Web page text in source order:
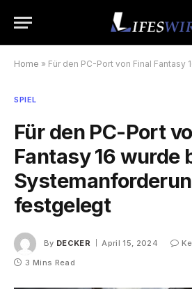
Home » Für den PC-Port von Final Fantasy 16 wurde
SPIEL
Für den PC-Port
Fantasy 16 wurde
festgelegt
By DECKER April 15, 2024
3 Mins Read